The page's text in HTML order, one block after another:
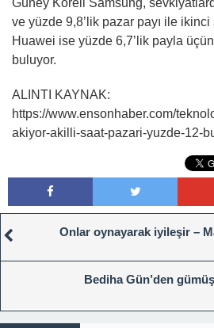
Güney Koreli Samsung,
ve yüzde 9,8’lik pazar payı ile ikinci
Huawei ise yüzde 6,7’lik payla
buluyor.
ALINTI KAYNAK:
https://www.ensonhaber.com/
akiyor-akilli-saat-pazari-yuzde-12-
Onlar oynayarak iyileşir –
Bediha Gün’den